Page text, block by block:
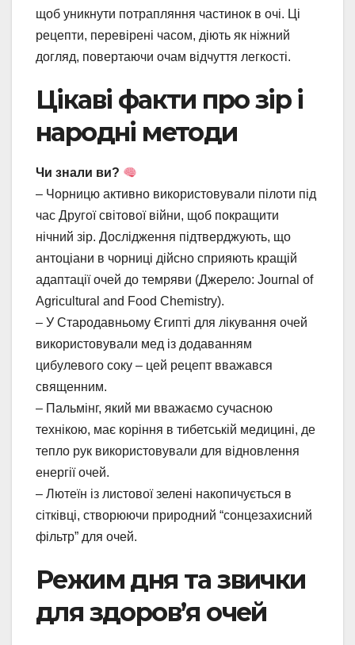
щоб уникнути потрапляння частинок в очі. Ці
рецепти, перевірені часом, діють як ніжний
догляд, повертаючи очам відчуття легкості.
Цікаві факти про зір і
народні методи
Чи знали ви?
– Чорницю активно використовували пілоти під
час Другої світової війни, щоб покращити
нічний зір. Дослідження підтверджують, що
антоціани в чорниці дійсно сприяють кращій
адаптації очей до темряви (Джерело: Journal of
Agricultural and Food Chemistry).
– У Стародавньому Єгипті для лікування очей
використовували мед із додаванням
цибулевого соку – цей рецепт вважався
священним.
– Пальмінг, який ми вважаємо сучасною
технікою, має коріння в тибетській медицині, де
тепло рук використовували для відновлення
енергії очей.
– Лютеїн із листової зелені накопичується в
сітківці, створюючи природний “сонцезахисний
фільтр” для очей.
Режим дня та звички
для здоров’я очей